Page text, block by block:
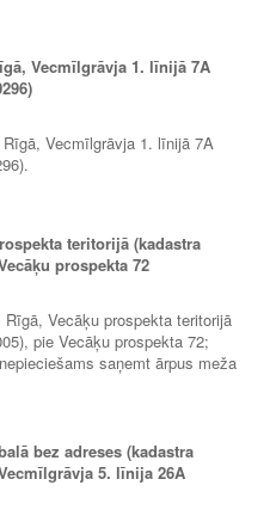
Vecmīlgrāvja 1. līnijā 7A
Vecmīlgrāvja 1. līnijā 7A
teritorijā (kadastra
prospekta 72
Vecāķu prospekta teritorijā
pie Vecāķu prospekta 72;
saņemt ārpus meža
bez adreses (kadastra
5. līnija 26A